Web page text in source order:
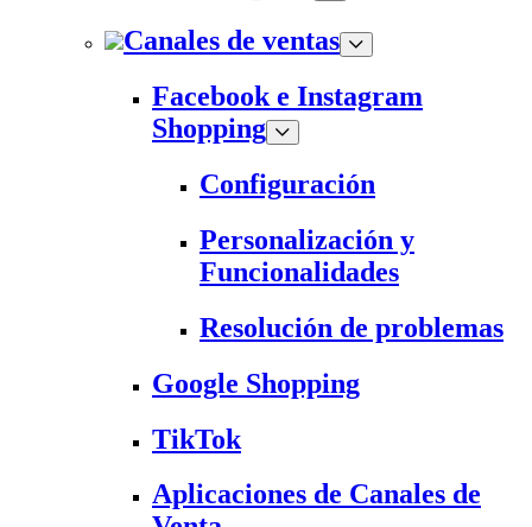
Canales de ventas
Facebook e Instagram
Shopping
Configuración
Personalización y
Funcionalidades
Resolución de problemas
Google Shopping
TikTok
Aplicaciones de Canales de